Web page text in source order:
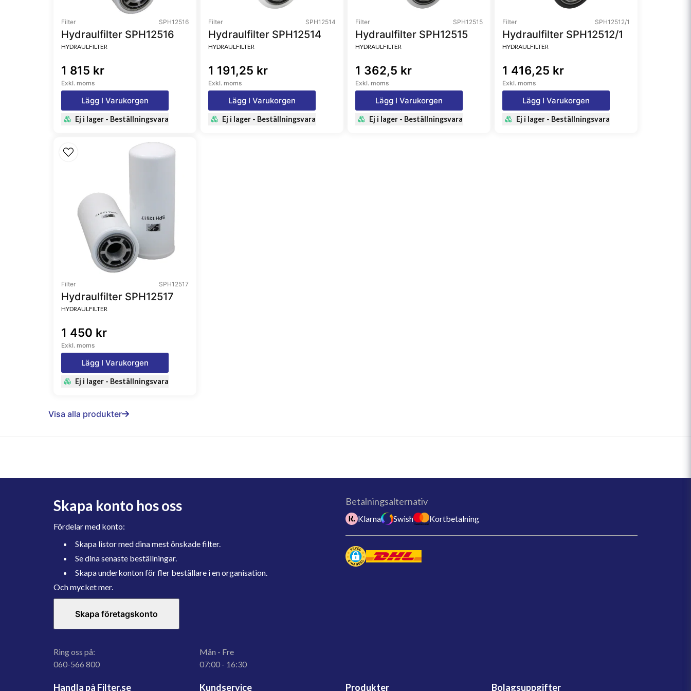
Filter SPH12516
Hydraulfilter SPH12516
HYDRAULFILTER
1 815 kr
Exkl. moms
Lägg I Varukorgen
Ej i lager - Beställningsvara
Filter SPH12514
Hydraulfilter SPH12514
HYDRAULFILTER
1 191,25 kr
Exkl. moms
Lägg I Varukorgen
Ej i lager - Beställningsvara
Filter SPH12515
Hydraulfilter SPH12515
HYDRAULFILTER
1 362,5 kr
Exkl. moms
Lägg I Varukorgen
Ej i lager - Beställningsvara
Filter SPH12512/1
Hydraulfilter SPH12512/1
HYDRAULFILTER
1 416,25 kr
Exkl. moms
Lägg I Varukorgen
Ej i lager - Beställningsvara
Filter SPH12517
Hydraulfilter SPH12517
HYDRAULFILTER
1 450 kr
Exkl. moms
Lägg I Varukorgen
Ej i lager - Beställningsvara
Visa alla produkter
Skapa konto hos oss
Fördelar med konto:
Skapa listor med dina mest önskade filter.
Se dina senaste beställningar.
Skapa underkonton för fler beställare i en organisation.
Och mycket mer.
Skapa företagskonto
Ring oss på:
060-566 800
Mån - Fre
07:00 - 16:30
Betalningsalternativ
Klarna Swish Kortbetalning
Handla på Filter.se Kundservice Produkter Bolagsuppgifter